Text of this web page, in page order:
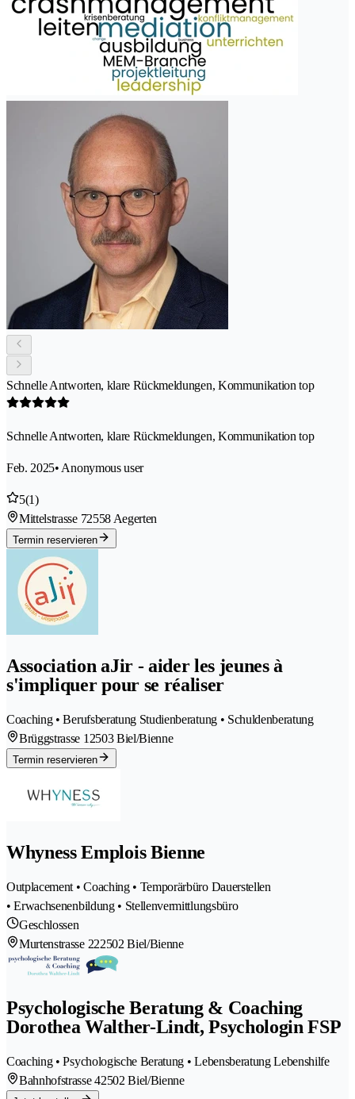
Schnelle Antworten, klare Rückmeldungen, Kommunikation top
Schnelle Antworten, klare Rückmeldungen, Kommunikation top
Feb. 2025• Anonymous user
5(1)
Mittelstrasse 72558 Aegerten
Termin reservieren
Association aJir - aider les jeunes à
s'impliquer pour se réaliser
Coaching • Berufsberatung Studienberatung • Schuldenberatung
Brüggstrasse 1 2503 Biel/Bienne
Termin reservieren
Whyness Emplois Bienne
Outplacement • Coaching • Temporärbüro Dauerstellen
• Erwachsenenbildung • Stellenvermittlungsbüro
Geschlossen
Murtenstrasse 222502 Biel/Bienne
Psychologische Beratung & Coaching
Dorothea Walther-Lindt, Psychologin FSP
Coaching • Psychologische Beratung • Lebensberatung Lebenshilfe
Bahnhofstrasse 42502 Biel/Bienne